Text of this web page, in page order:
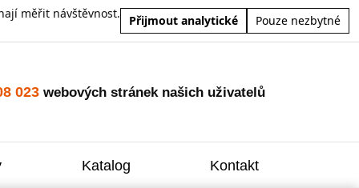
měřit návštěvnost.
Přijmout analytické Pouze nezbytné
023 webových stránek našich uživatelů
Katalog Kontakt